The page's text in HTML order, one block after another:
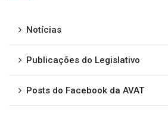
Notícias
Publicações do Legislativo
Posts do Facebook da AVAT